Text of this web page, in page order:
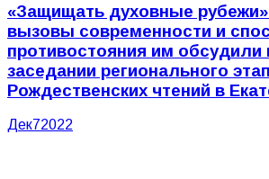
«Защищать духовные
вызовы современности и
противостояния им обсудили
заседании регионального
Рождественских чтений в
Дек72022